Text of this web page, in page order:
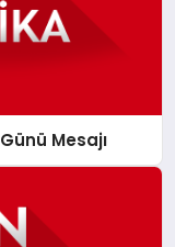
Mesajı